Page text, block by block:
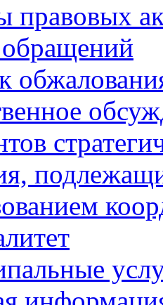
правовых